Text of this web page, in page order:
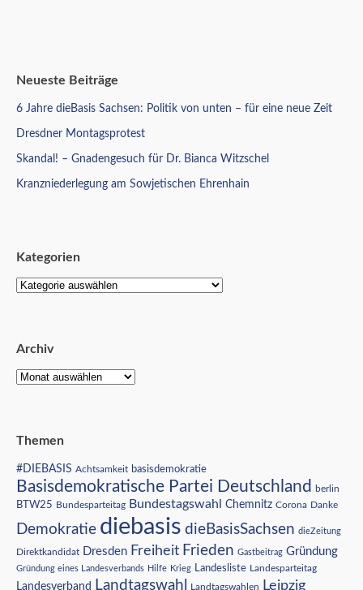
Neueste Beiträge
6 Jahre dieBasis Sachsen: Politik von unten – für eine neue Zeit
Dresdner Montagsprotest
Skandal! – Gnadengesuch für Dr. Bianca Witzschel
Kranzniederlegung am Sowjetischen Ehrenhain
Kategorien
Archiv
Themen
#DIEBASIS Achtsamkeit basisdemokratie
Basisdemokratische Partei Deutschland berlin
BTW25 Bundesparteitag Bundestagswahl Chemnitz Corona Danke
Demokratie diebasis dieBasisSachsen dieZeitung
Direktkandidat Dresden Freiheit Frieden Gastbeitrag Gründung
Gründung eines Landesverbands Hilfe Krieg Landesliste Landesparteitag
Landesverband Landtagswahl Landtagswahlen Leipzig